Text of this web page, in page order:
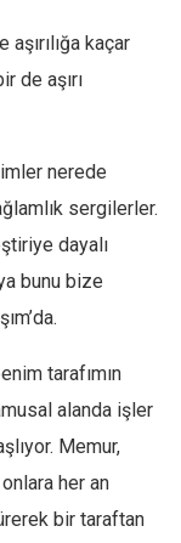
kaçar
de aşırı
nerede
sergilerler.
dayalı
bunu bize
tarafımın
alanda işler
Memur,
her an
bir taraftan